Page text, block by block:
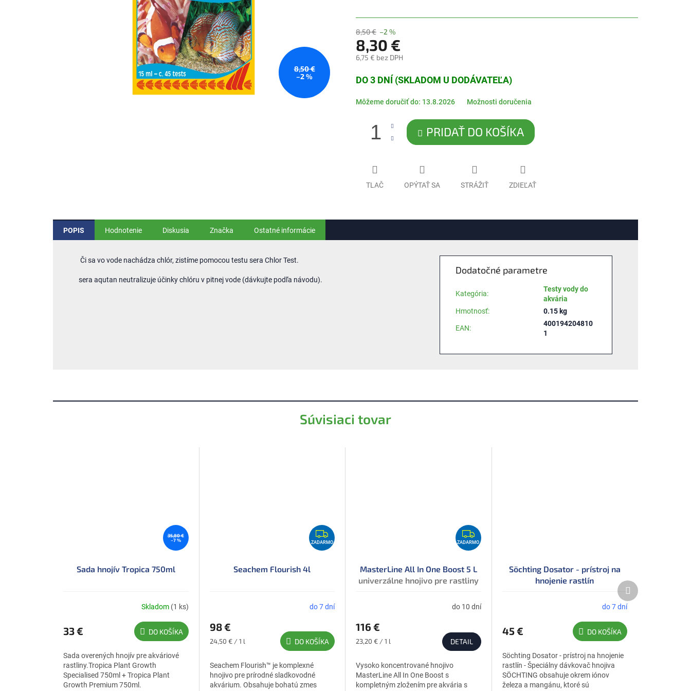
8,50 €
–2 %
hviezdičiek.
8,50 € –2 %
8,30 €
6,75 € bez DPH
cena:
DO 3 DNÍ (SKLADOM U DODÁVATEĽA)
Môžeme doručiť do: 13.8.2026 Možnosti doručenia
PRIDAŤ DO KOŠÍKA
TLAČ OPÝTAŤ SA STRÁŽIŤ ZDIEĽAŤ
Súvisiaci tovar
35,80 €
–7 %
Sada hnojív Tropica 750ml
Skladom (1 ks)
33 € DO KOŠÍKA
Sada overených hnojív pre akváriové
rastliny.Tropica Plant Growth
Specialised 750ml + Tropica Plant
Growth Premium 750ml.
Z
A
O
ZADARMO
Seachem Flourish 4l
do 7 dní
98 €
Jednotková
24,50 € / 1 l DO KOŠÍKA
Seachem Flourish™ je komplexné
hnojivo pre prírodné sladkovodné
akvárium. Obsahuje bohatú zmes
Z
A
A
R
O
ZADARMO
MasterLine All In One Boost 5 L
univerzálne hnojivo pre rastliny
do 10 dní
116 €
Jednotková
23,20 € / 1 l DETAIL
Vysoko koncentrované hnojivo
MasterLine All In One Boost s
kompletným zložením pre akvária s
Söchting Dosator - prístroj na
hnojenie rastlín
do 7 dní
45 € DO KOŠÍKA
Söchting Dosator - prístroj na hnojenie
rastlín - Špeciálny dávkovač hnojiva
SÖCHTING obsahuje okrem iónov
železa a mangánu, ktoré sú
Ďalší
produkt
POPIS Hodnotenie Diskusia Značka Ostatné informácie
Či sa vo vode nachádza chlór, zistíme pomocou testu sera Chlor Test.
sera aqutan neutralizuje účinky chlóru v pitnej vode (dávkujte podľa návodu).
Dodatočné parametre
Kategória:
Testy vody do
akvária
Hmotnosť: 0.15 kg
EAN:
400194204810
1